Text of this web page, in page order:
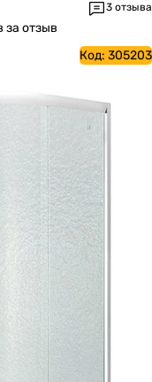
3 отзыва
за отзыв
Код: 305203